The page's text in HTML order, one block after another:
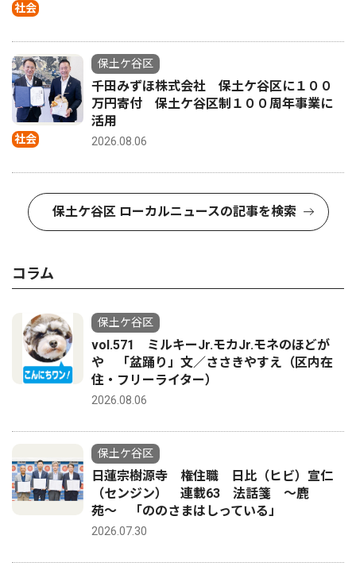
社会
社会
保土ケ谷区
千田みずほ株式会社 保土ケ谷区に１００
万円寄付 保土ケ谷区制１００周年事業に
活用
2026.08.06
保土ケ谷区 ローカルニュースの記事を検索
コラム
保土ケ谷区
vol.571 ミルキーJr.モカJr.モネのほどが
や 「盆踊り」文／ささきやすえ（区内在
住・フリーライター）
2026.08.06
保土ケ谷区
日蓮宗樹源寺 権住職 日比（ヒビ）宣仁
（センジン） 連載63 法話箋 〜鹿
苑〜 「ののさまはしっている」
2026.07.30